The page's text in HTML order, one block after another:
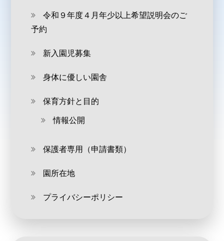
令和９年度４月年少以上希望説明会のご
予約
新入園児募集
身体に優しい園舎
保育方針と目的
情報公開
保護者専用（申請書類）
園所在地
プライバシーポリシー